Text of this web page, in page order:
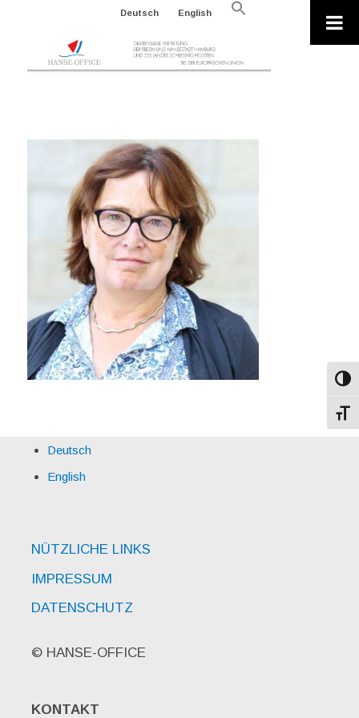
Deutsch English
Search
Deutsch
English
NÜTZLICHE LINKS
IMPRESSUM
DATENSCHUTZ
© HANSE-OFFICE
KONTAKT